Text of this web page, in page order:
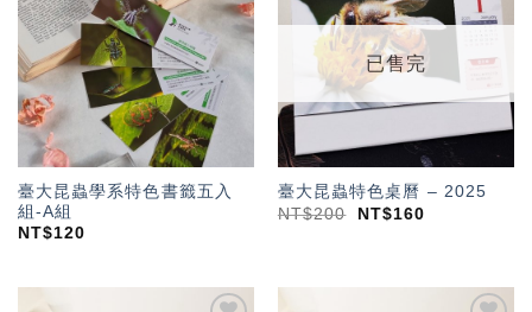
「願
望輕
單」
臺大昆蟲學系特色書籤五入
組-A組
NT$120
「願
望輕
已售完
臺大昆蟲特色桌曆 – 2025
NT$200 NT$160